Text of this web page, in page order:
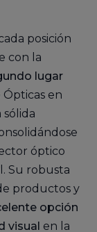
posición
con la
lugar
en
sólida
óptico
Su robusta
productos y
opción
visual en la